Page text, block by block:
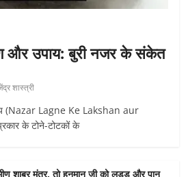
और उपाय: बुरी नजर के संकेत
शास्त्री
(Nazar Lagne Ke Lakshan aur
के टोने-टोटकों के
शाबर मंत्र, तो हनुमान जी को लड्डू और पान